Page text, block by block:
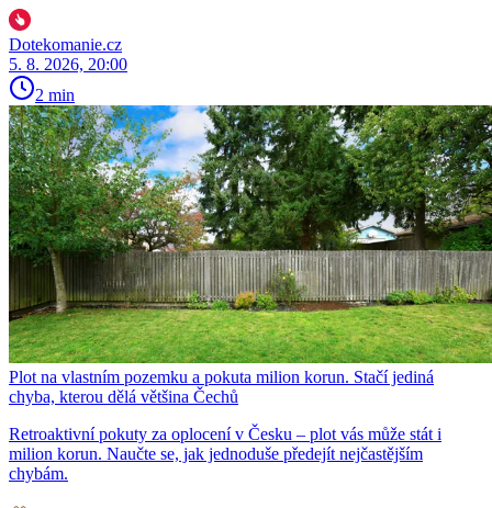
Dotekomanie.cz
5. 8. 2026, 20:00
2 min
Plot na vlastním pozemku a pokuta milion korun. Stačí jediná
chyba, kterou dělá většina Čechů
Retroaktivní pokuty za oplocení v Česku – plot vás může stát i
milion korun. Naučte se, jak jednoduše předejít nejčastějším
chybám.